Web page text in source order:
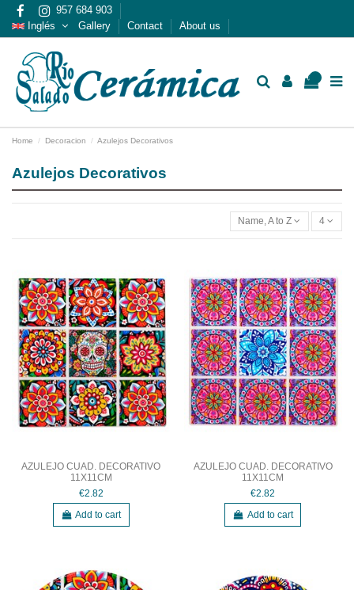
957 684 903
Inglés
Gallery Contact About us
Home Decoracion Azulejos Decorativos
Azulejos Decorativos
Name, A to Z 4
AZULEJO CUAD. DECORATIVO
11X11CM
€2.82
Add to cart
AZULEJO CUAD. DECORATIVO
11X11CM
€2.82
Add to cart